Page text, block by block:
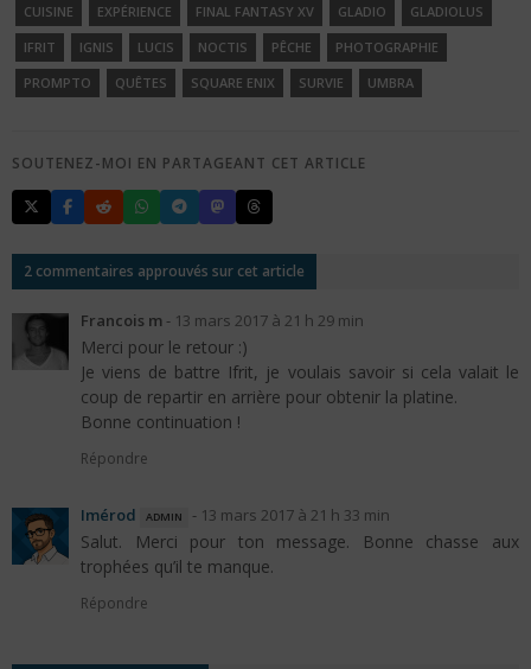
CUISINE
EXPÉRIENCE FINAL FANTASY XV GLADIO
GLADIOLUS
IFRIT
IGNIS LUCIS NOCTIS PÊCHE
PHOTOGRAPHIE
PROMPTO
QUÊTES SQUARE ENIX SURVIE UMBRA
SOUTENEZ-MOI EN PARTAGEANT CET ARTICLE
2 commentaires approuvés sur cet article
Francois m - 13 mars 2017 à 21 h 29 min
Merci pour le retour :)
Je viens de battre Ifrit, je voulais savoir si cela valait le
coup de repartir en arrière pour obtenir la platine.
Bonne continuation !
Répondre
Imérod admin - 13 mars 2017 à 21 h 33 min
Salut. Merci pour ton message. Bonne chasse aux
trophées qu’il te manque.
Répondre